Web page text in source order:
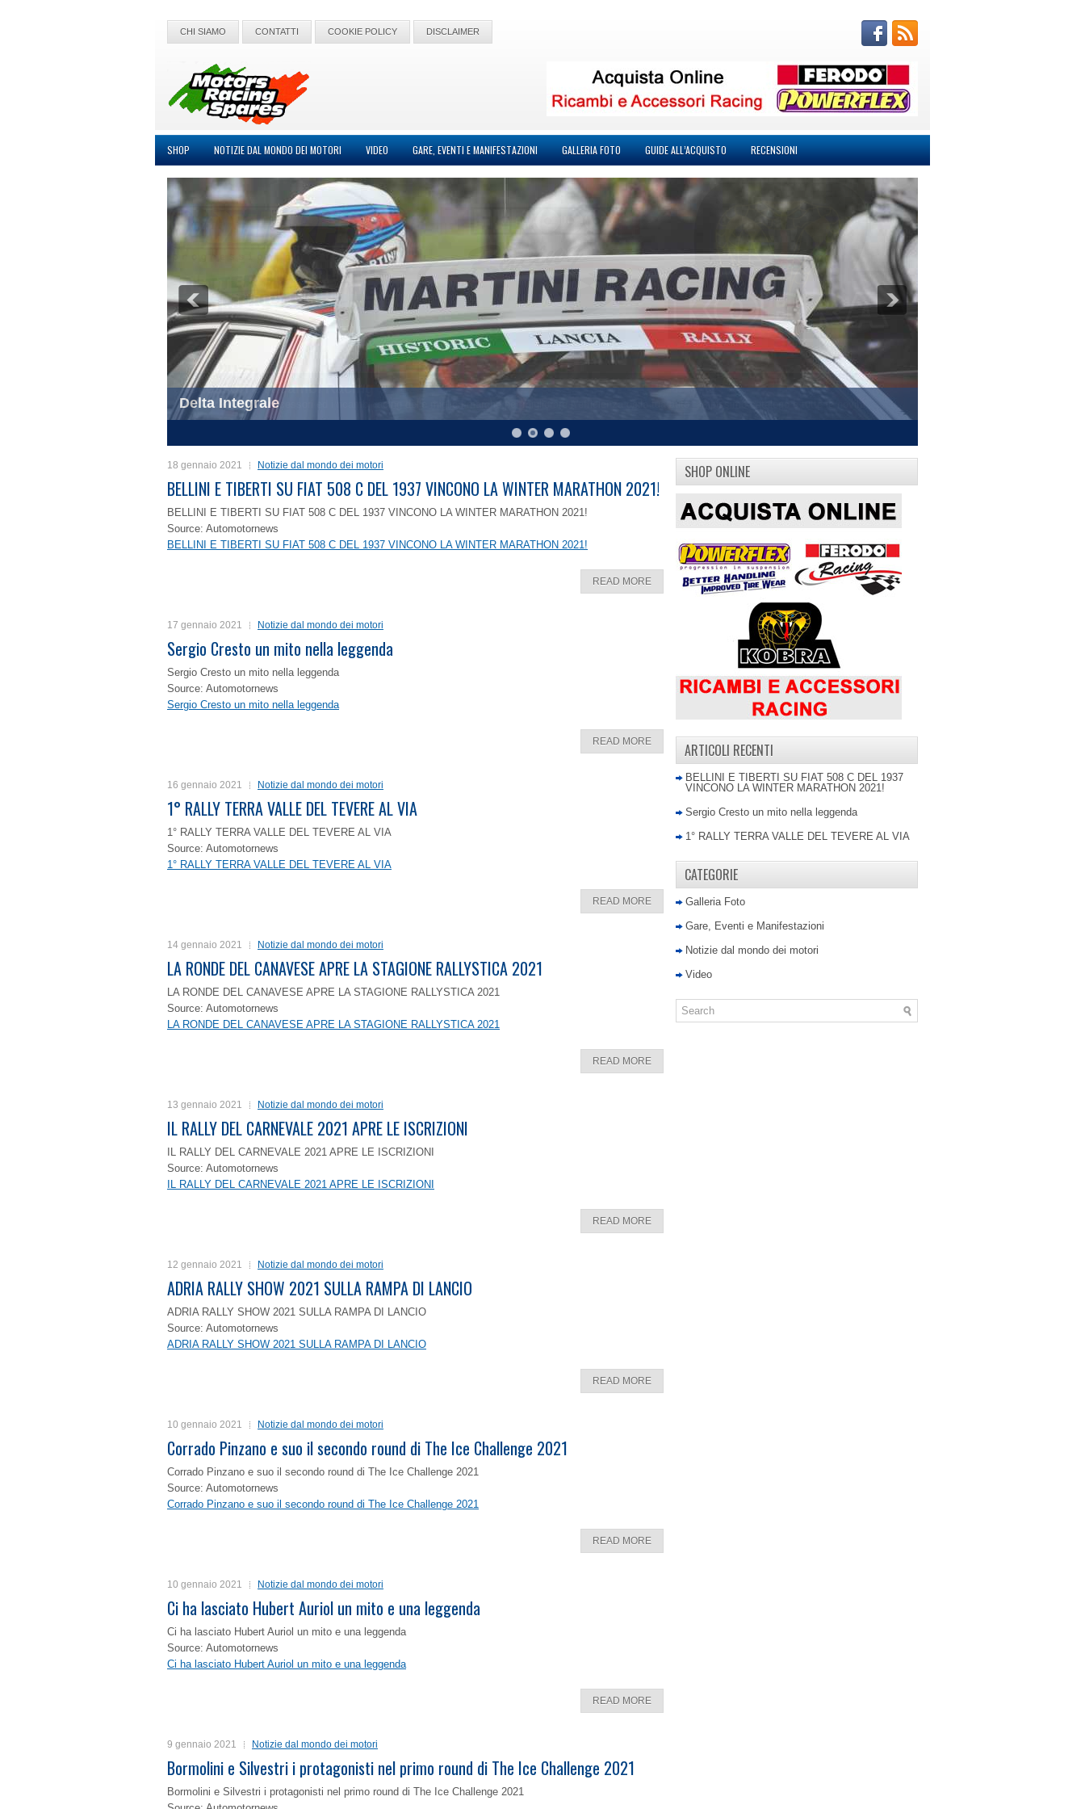
CHI SIAMO CONTATTI COOKIE POLICY DISCLAIMER
SHOP NOTIZIE DAL MONDO DEI MOTORI VIDEO GARE, EVENTI E MANIFESTAZIONI GALLERIA FOTO GUIDE ALL’ACQUISTO RECENSIONI
Delta Integrale
18 gennaio 2021 Notizie dal mondo dei motori
BELLINI E TIBERTI SU FIAT 508 C DEL 1937 VINCONO LA WINTER MARATHON 2021!
BELLINI E TIBERTI SU FIAT 508 C DEL 1937 VINCONO LA WINTER MARATHON 2021!
Source: Automotornews
BELLINI E TIBERTI SU FIAT 508 C DEL 1937 VINCONO LA WINTER MARATHON 2021!
READ MORE
17 gennaio 2021 Notizie dal mondo dei motori
Sergio Cresto un mito nella leggenda
Sergio Cresto un mito nella leggenda
Source: Automotornews
Sergio Cresto un mito nella leggenda
READ MORE
16 gennaio 2021 Notizie dal mondo dei motori
1° RALLY TERRA VALLE DEL TEVERE AL VIA
1° RALLY TERRA VALLE DEL TEVERE AL VIA
Source: Automotornews
1° RALLY TERRA VALLE DEL TEVERE AL VIA
READ MORE
14 gennaio 2021 Notizie dal mondo dei motori
LA RONDE DEL CANAVESE APRE LA STAGIONE RALLYSTICA 2021
LA RONDE DEL CANAVESE APRE LA STAGIONE RALLYSTICA 2021
Source: Automotornews
LA RONDE DEL CANAVESE APRE LA STAGIONE RALLYSTICA 2021
READ MORE
13 gennaio 2021 Notizie dal mondo dei motori
IL RALLY DEL CARNEVALE 2021 APRE LE ISCRIZIONI
IL RALLY DEL CARNEVALE 2021 APRE LE ISCRIZIONI
Source: Automotornews
IL RALLY DEL CARNEVALE 2021 APRE LE ISCRIZIONI
READ MORE
12 gennaio 2021 Notizie dal mondo dei motori
ADRIA RALLY SHOW 2021 SULLA RAMPA DI LANCIO
ADRIA RALLY SHOW 2021 SULLA RAMPA DI LANCIO
Source: Automotornews
ADRIA RALLY SHOW 2021 SULLA RAMPA DI LANCIO
READ MORE
10 gennaio 2021 Notizie dal mondo dei motori
Corrado Pinzano e suo il secondo round di The Ice Challenge 2021
Corrado Pinzano e suo il secondo round di The Ice Challenge 2021
Source: Automotornews
Corrado Pinzano e suo il secondo round di The Ice Challenge 2021
READ MORE
10 gennaio 2021 Notizie dal mondo dei motori
Ci ha lasciato Hubert Auriol un mito e una leggenda
Ci ha lasciato Hubert Auriol un mito e una leggenda
Source: Automotornews
Ci ha lasciato Hubert Auriol un mito e una leggenda
READ MORE
9 gennaio 2021 Notizie dal mondo dei motori
Bormolini e Silvestri i protagonisti nel primo round di The Ice Challenge 2021
Bormolini e Silvestri i protagonisti nel primo round di The Ice Challenge 2021
SHOP ONLINE
ARTICOLI RECENTI
BELLINI E TIBERTI SU FIAT 508 C DEL 1937
VINCONO LA WINTER MARATHON 2021!
Sergio Cresto un mito nella leggenda
1° RALLY TERRA VALLE DEL TEVERE AL VIA
CATEGORIE
Galleria Foto
Gare, Eventi e Manifestazioni
Notizie dal mondo dei motori
Video